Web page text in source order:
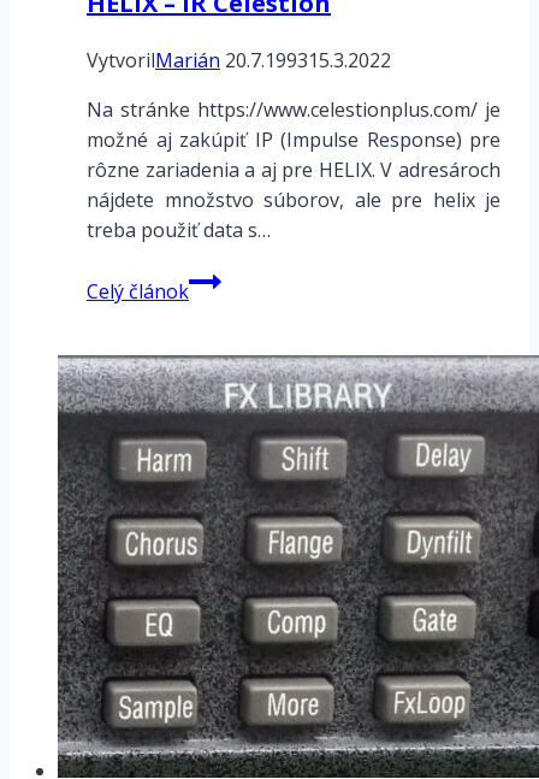
editor?
VytvorilMarián 20.7.199315.3.2022
Na stránke https://www.celestionplus.com/ je
možné aj zakúpiť IP (Impulse Response) pre
rôzne zariadenia a aj pre HELIX. V adresároch
nájdete množstvo súborov, ale pre helix je
treba použiť data s…
Celý článokHELIX
–
Celestion